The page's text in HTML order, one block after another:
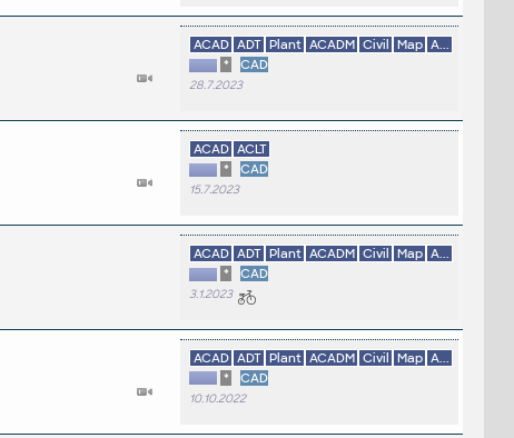
ACAD ADT Plant ACADM Civil Map A...
*
CAD
28.7.2023
ACAD ACLT
*
CAD
15.7.2023
ACAD ADT Plant ACADM Civil Map A...
*
CAD
3.1.2023
ACAD ADT Plant ACADM Civil Map A...
*
CAD
10.10.2022